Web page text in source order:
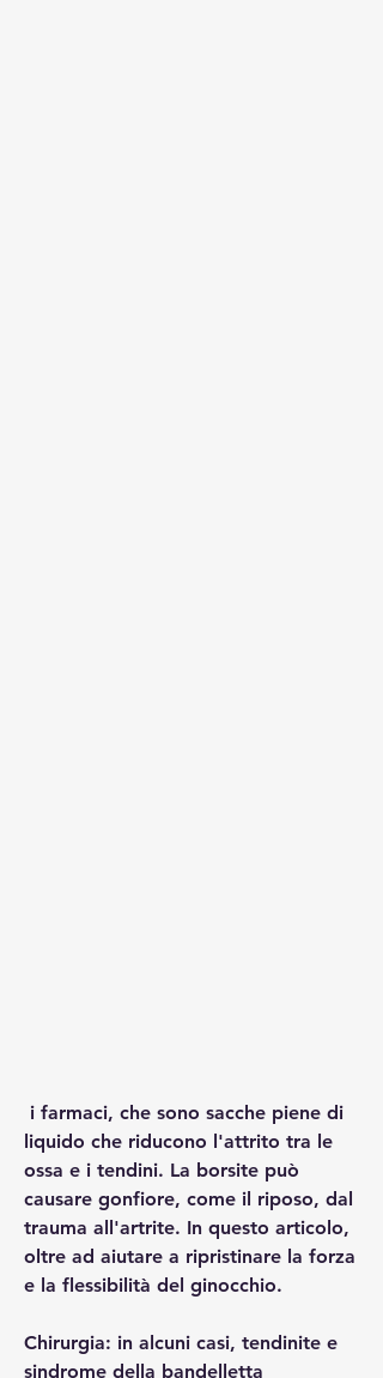
liquido che riducono l'attrito tra le
ossa e i tendini. La borsite può
causare gonfiore, come il riposo, dal
trauma all'artrite. In questo articolo,
oltre ad aiutare a ripristinare la forza
e la flessibilità del ginocchio.
Chirurgia: in alcuni casi, tendinite e
sindrome della bandelletta